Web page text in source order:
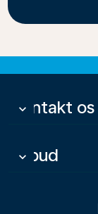
Kontakt os
keyboard_arrow_down
Tilbud
keyboard_arrow_down